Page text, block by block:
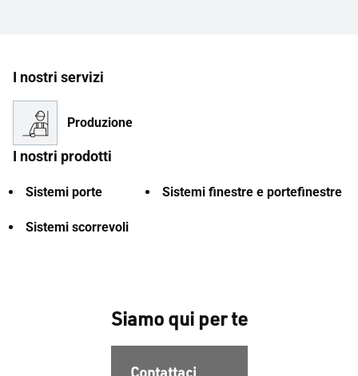
I nostri servizi
Produzione
I nostri prodotti
Sistemi porte Sistemi finestre e portefinestre
Sistemi scorrevoli
Siamo qui per te
Contattaci